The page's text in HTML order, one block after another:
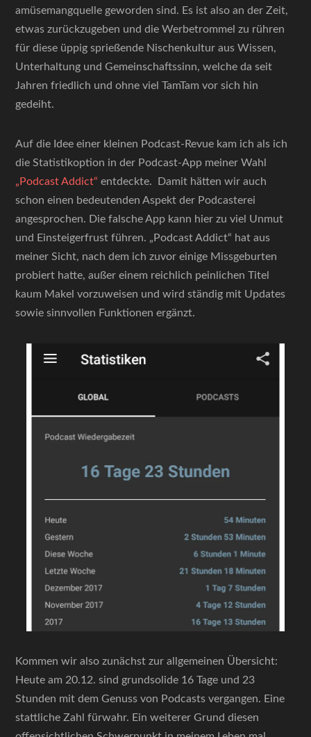
amüsemangquelle geworden sind. Es ist also an der Zeit,
etwas zurückzugeben und die Werbetrommel zu rühren
für diese üppig sprießende Nischenkultur aus Wissen,
Unterhaltung und Gemeinschaftssinn, welche da seit
Jahren friedlich und ohne viel TamTam vor sich hin
gedeiht.
Auf die Idee einer kleinen Podcast-Revue kam ich als ich
die Statistikoption in der Podcast-App meiner Wahl
„Podcast Addict“ entdeckte. Damit hätten wir auch
schon einen bedeutenden Aspekt der Podcasterei
angesprochen. Die falsche App kann hier zu viel Unmut
und Einsteigerfrust führen. „Podcast Addict“ hat aus
meiner Sicht, nach dem ich zuvor einige Missgeburten
probiert hatte, außer einem reichlich peinlichen Titel
kaum Makel vorzuweisen und wird ständig mit Updates
sowie sinnvollen Funktionen ergänzt.
Kommen wir also zunächst zur allgemeinen Übersicht:
Heute am 20.12. sind grundsolide 16 Tage und 23
Stunden mit dem Genuss von Podcasts vergangen. Eine
stattliche Zahl fürwahr. Ein weiterer Grund diesen